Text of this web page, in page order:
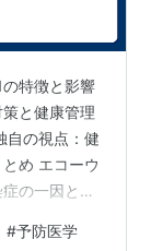
特徴と影響
と健康管理
自の視点：健
め エコーウ
の一因とな
症状の多様
#予防医学